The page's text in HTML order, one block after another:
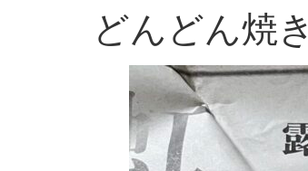
どんどん焼き